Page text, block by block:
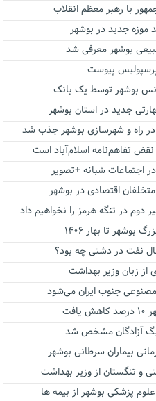
با رهبر معظم انقلاب
موزه جدید در بوشهر
بوشهر معرفی شد
پیوست
بوشهر توسط یک بانک
جدید در استان بوشهر
تفاهم‌نامه اسلام‌آباد است
اجتماعات شبانه +تصویر
اقتصادی در بوشهر
در تنگه هرمز را نخواهیم داد
تا بهار ۱۴۰۶
نفت در دشتی چه بود؟
زبان وزیر بهداشت
جنوب ایران می‌شود
آزادگان مشخص شد
بیماران سرطانی بوشهر
و تنگستان از وزیر بهداشت